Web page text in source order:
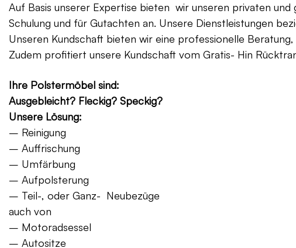
Auf Basis unserer Expertise bieten wir unseren privaten
Schulung und für Gutachten an. Unsere Dienstleistungen
Unseren Kundschaft bieten wir eine professionelle
Zudem profitiert unsere Kundschaft vom Gratis- Hin
Ihre Polstermöbel sind:
Ausgebleicht? Fleckig? Speckig?
Unsere Lösung:
– Reinigung
– Auffrischung
– Umfärbung
– Aufpolsterung
– Teil-, oder Ganz- Neubezüge
auch von
– Motoradsessel
– Autositze